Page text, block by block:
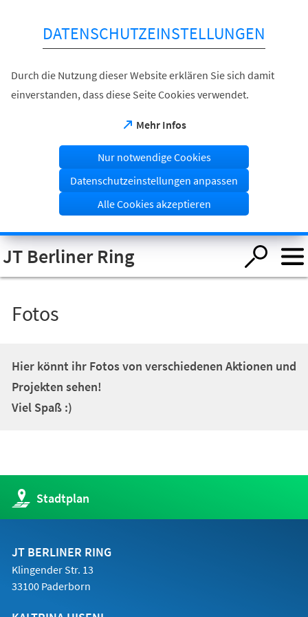
Visuelle
Assistenzsoftware
öffnen.
DATENSCHUTZEINSTELLUNGEN
Durch die Nutzung dieser Website erklären Sie sich damit
einverstanden, dass diese Seite Cookies verwendet.
Mehr Infos
(Öffnet
einem
neuen
Tab)
Nur notwendige Cookies
Datenschutzeinstellungen anpassen
Alle Cookies akzeptieren
JT Berliner Ring
Fotos
Hier könnt ihr Fotos von verschiedenen Aktionen und
Projekten sehen!
Viel Spaß :)
Stadtplan
(Öffnet
in
einem
Tab)
JT BERLINER RING
Klingender Str. 13
33100 Paderborn